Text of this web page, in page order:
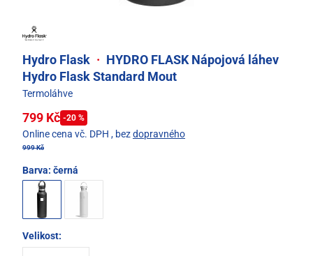
Hydro Flask · HYDRO FLASK Nápojová láhev
Hydro Flask Standard Mout
Termoláhve
799 Kč -20 %
Online cena vč. DPH , bezdopravného
999 Kč
Barva: černá
Velikost: